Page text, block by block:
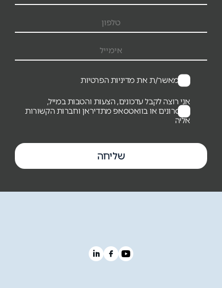
אני מאשר/ת את מדיניות הפרטיות
אני רוצה לקבל עדכונים, הצעות והטבות במייל,
במסרונים או בוואטסאפ מתדיראן וחברות הקשורות
אליה
שליחה